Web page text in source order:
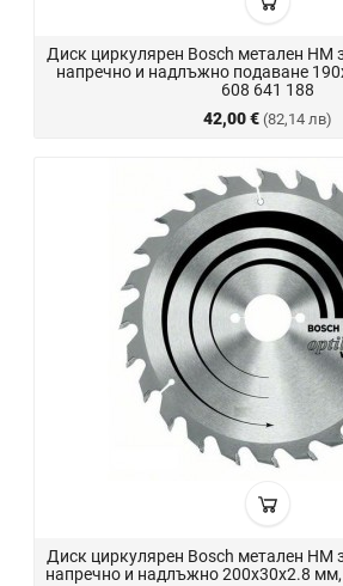
Диск циркулярен Bosch метален HM
напречно и надлъжно подаване
608 641 188
42,00 € (82,14 лв)
Диск циркулярен Bosch метален HM
напречно и надлъжно 200x30x2.8 мм,